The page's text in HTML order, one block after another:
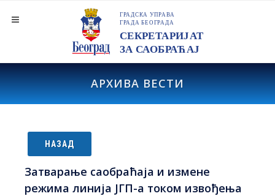
АРХИВА ВЕСТИ
НАЗАД
Затварање саобраћаја и измене
режима линија ЈГП-а током извођења